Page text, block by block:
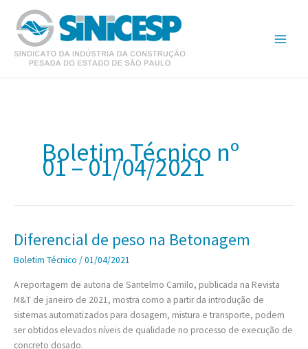
para
conteúdo
Boletim Técnico nº
01 – 01/04/2021
Diferencial de peso na Betonagem
Boletim Técnico /01/04/2021
A reportagem de autoria de Santelmo Camilo, publicada na Revista
M&T de janeiro de 2021, mostra como a partir da introdução de
sistemas automatizados para dosagem, mistura e transporte, podem
ser obtidos elevados níveis de qualidade no processo de execução de
concreto dosado.